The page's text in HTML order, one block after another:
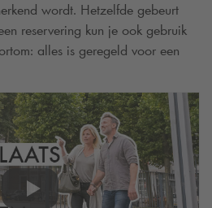
wordt. Hetzelfde gebeurt
reservering kun je ook gebruik
alles is geregeld voor een